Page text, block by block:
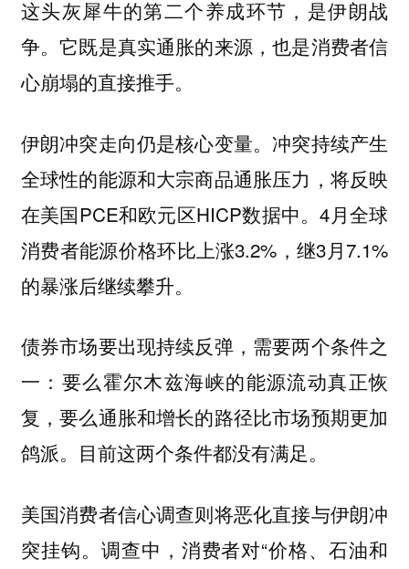
这头灰犀牛的第二个养成环节，是伊朗战
争。它既是真实通胀的来源，也是消费者信
心崩塌的直接推手。
伊朗冲突走向仍是核心变量。冲突持续产生
全球性的能源和大宗商品通胀压力，将反映
在美国PCE和欧元区HICP数据中。4月全球
消费者能源价格环比上涨3.2%，继3月7.1%
的暴涨后继续攀升。
债券市场要出现持续反弹，需要两个条件之
一：要么霍尔木兹海峡的能源流动真正恢
复，要么通胀和增长的路径比市场预期更加
鸽派。目前这两个条件都没有满足。
美国消费者信心调查则将恶化直接与伊朗冲
突挂钩。调查中，消费者对“价格、石油和